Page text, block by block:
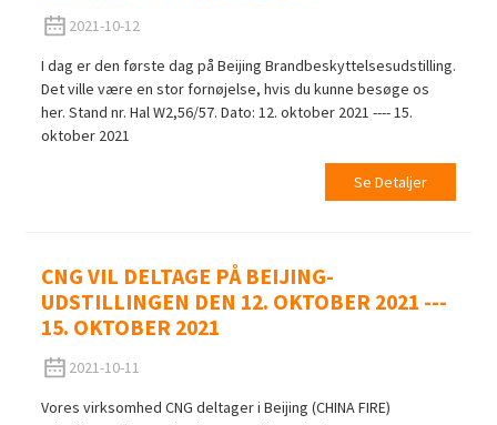
2021-10-12
I dag er den første dag på Beijing Brandbeskyttelsesudstilling.
Det ville være en stor fornøjelse, hvis du kunne besøge os
her. Stand nr. Hal W2,56/57. Dato: 12. oktober 2021 ---- 15.
oktober 2021
Se Detaljer
CNG VIL DELTAGE PÅ BEIJING-
UDSTILLINGEN DEN 12. OKTOBER 2021 ---
15. OKTOBER 2021
2021-10-11
Vores virksomhed CNG deltager i Beijing (CHINA FIRE)